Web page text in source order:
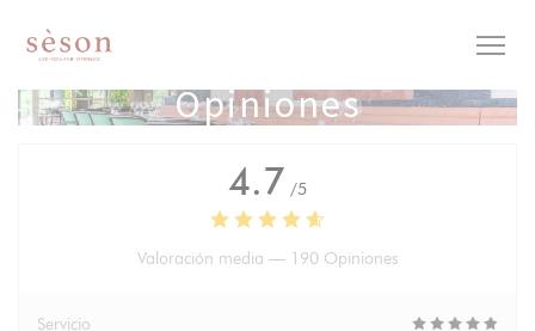
Opiniones
4.7 /5
Valoración media — 190 Opiniones
Servicio